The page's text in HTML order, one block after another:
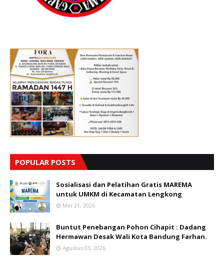
POPULAR POSTS
Sosialisasi dan Pelatihan Gratis MAREMA
untuk UMKM di Kecamatan Lengkong
Mei 21, 2026
Buntut Penebangan Pohon Cihapit : Dadang
Hermawan Desak Wali Kota Bandung Farhan.
Agustus 03, 2026